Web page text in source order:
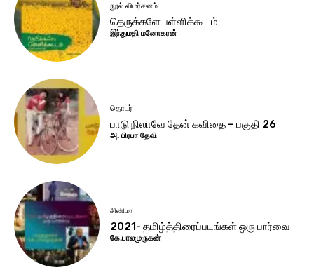
நூல் விமர்சனம்
தெருக்களே பள்ளிக்கூடம்
இந்துமதி மனோகரன்
தொடர்
பாடு நிலாவே தேன் கவிதை – பகுதி 26
அ. பிரபா தேவி
சினிமா
2021- தமிழ்த்திரைப்படங்கள் ஒரு பார்வை
கே.பாலமுருகன்